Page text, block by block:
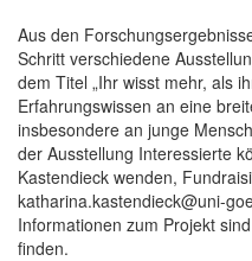
Aus den
Schritt verschiedene
dem Titel „Ihr wisst mehr, als
Erfahrungswissen an eine
insbesondere an junge
der Ausstellung Interessierte
Kastendieck wenden,
katharina.kastendieck@uni-
Informationen zum Projekt
finden.